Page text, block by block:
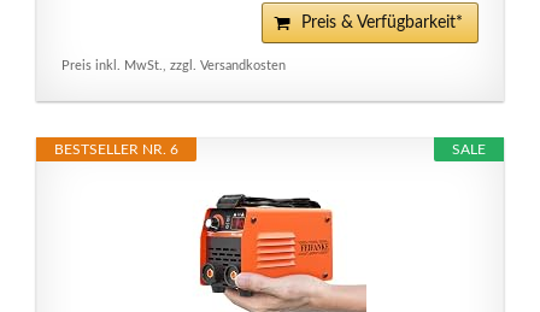
Preis & Verfügbarkeit*
Preis inkl. MwSt., zzgl. Versandkosten
SALE
BESTSELLER NR. 6